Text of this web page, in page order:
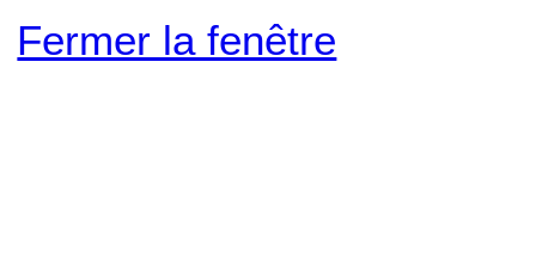
Fermer la fenêtre